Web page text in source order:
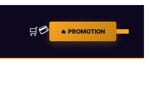
🛒💳 🔥 PROMOTION